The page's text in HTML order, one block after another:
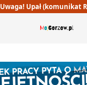
Uwaga! Upał (komunikat